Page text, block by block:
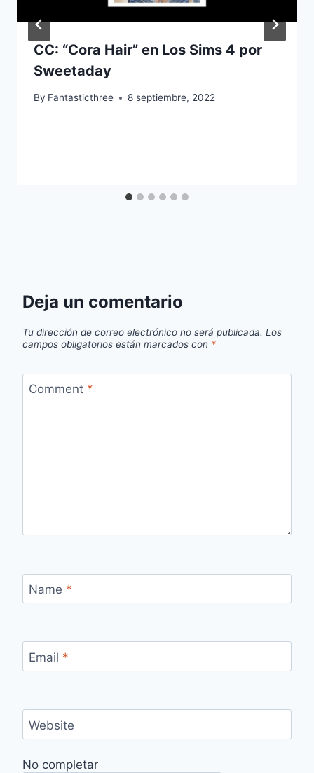
CC: “Cora Hair” en Los Sims 4 por
Sweetaday
By Fantasticthree 8 septiembre, 2022
Deja un comentario
Tu dirección de correo electrónico no será publicada. Los
campos obligatorios están marcados con *
Comment *
Name *
Email *
Website
No completar